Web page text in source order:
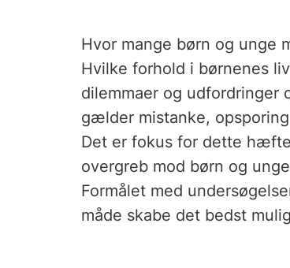
Hvor mange børn og unge
Hvilke forhold i børnenes
dilemmaer og
gælder mistanke,
Det er fokus for dette
overgreb mod børn og
Formålet med
måde skabe det bedst